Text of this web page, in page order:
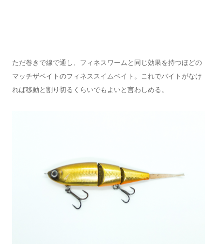
ただ巻きで線で通し、フィネスワームと同じ効果を持つほどの
マッチザベイトのフィネススイムベイト。これでバイトがなけ
れば移動と割り切るくらいでもよいと言わしめる。